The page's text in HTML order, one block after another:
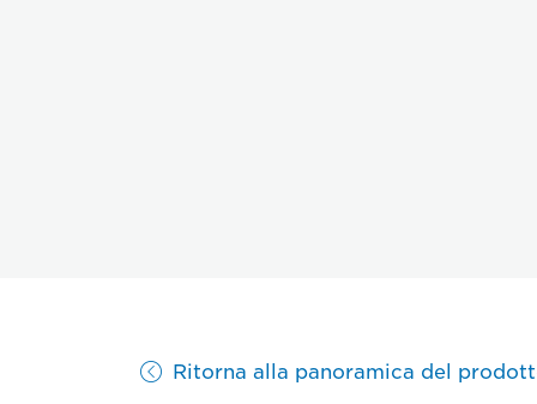
Ritorna alla panoramica del